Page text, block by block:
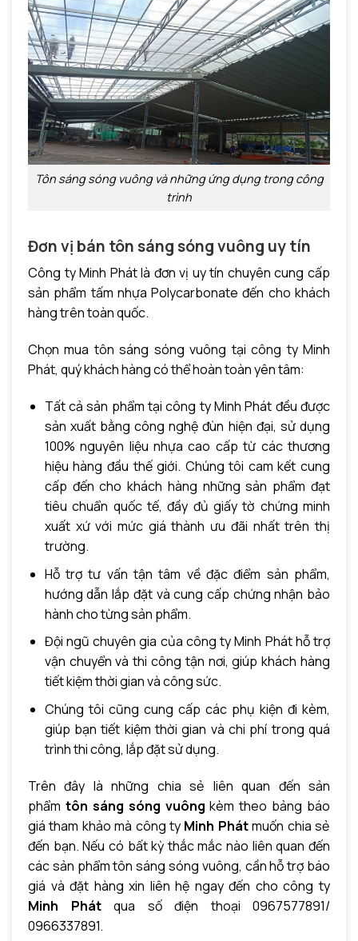
Tôn sáng sóng vuông và những ứng dụng trong công
trình
Đơn vị bán tôn sáng sóng vuông uy tín
Công ty Minh Phát là đơn vị uy tín chuyên cung cấp
sản phẩm tấm nhựa Polycarbonate đến cho khách
hàng trên toàn quốc.
Chọn mua tôn sáng sóng vuông tại công ty Minh
Phát, quý khách hàng có thể hoàn toàn yên tâm:
Tất cả sản phẩm tại công ty Minh Phát đều được
sản xuất bằng công nghệ đùn hiện đại, sử dụng
100% nguyên liệu nhựa cao cấp từ các thương
hiệu hàng đầu thế giới. Chúng tôi cam kết cung
cấp đến cho khách hàng những sản phẩm đạt
tiêu chuẩn quốc tế, đầy đủ giấy tờ chứng minh
xuất xứ với mức giá thành ưu đãi nhất trên thị
trường.
Hỗ trợ tư vấn tận tâm về đặc điểm sản phẩm,
hướng dẫn lắp đặt và cung cấp chứng nhận bảo
hành cho từng sản phẩm.
Đội ngũ chuyên gia của công ty Minh Phát hỗ trợ
vận chuyển và thi công tận nơi, giúp khách hàng
tiết kiệm thời gian và công sức.
Chúng tôi cũng cung cấp các phụ kiện đi kèm,
giúp bạn tiết kiệm thời gian và chi phí trong quá
trình thi công, lắp đặt sử dụng.
Trên đây là những chia sẻ liên quan đến sản
phẩm tôn sáng sóng vuông kèm theo bảng báo
giá tham khảo mà công ty Minh Phátmuốn chia sẻ
đến bạn. Nếu có bất kỳ thắc mắc nào liên quan đến
các sản phẩm tôn sáng sóng vuông, cần hỗ trợ báo
giá và đặt hàng xin liên hệ ngay đến cho công ty
Minh Phátqua số điện thoại 0967577891/
0966337891.